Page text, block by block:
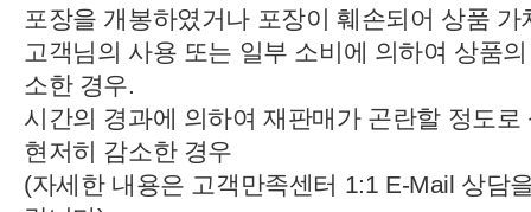
포장을 개봉하였거나 포장이 훼손되어 상품 가
고객님의 사용 또는 일부 소비에 의하여 상품
소한 경우.
시간의 경과에 의하여 재판매가 곤란할 정도로
현저히 감소한 경우
(자세한 내용은 고객만족센터 1:1 E-Mail 상담